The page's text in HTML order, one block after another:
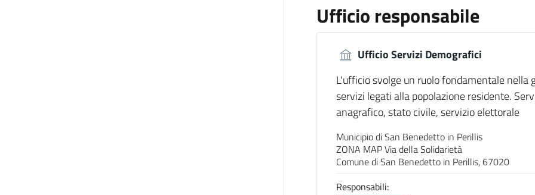
Ufficio responsabile
Ufficio Servizi Demografici
L'ufficio svolge un ruolo fondamentale nella
servizi legati alla popolazione residente.
anagrafico, stato civile, servizio elettorale
Municipio di San Benedetto in Perillis
ZONA MAP Via della Solidarietà
Comune di San Benedetto in Perillis, 67020
Responsabili: